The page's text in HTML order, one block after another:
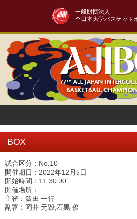
一般財団法人
全日本大学バスケット
BOX
試合区分：No.10
開催期日：2022年12月5日
開始時間：11:30:00
開催場所：
主審：飯田 一行
副審：岡井 元毀,石黒 俊